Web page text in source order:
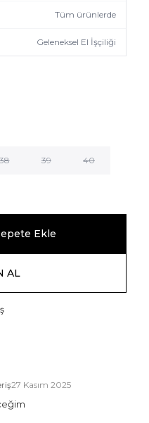
Tüm ürünlerde
Geleneksel El İşçiliği
39 40
Ekle
AL
27 Kasım 2025